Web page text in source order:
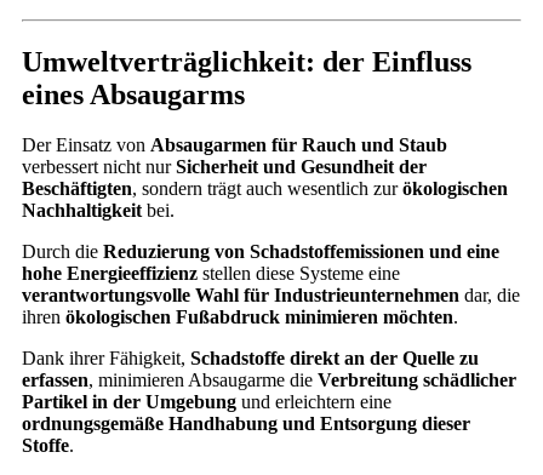
Umweltverträglichkeit: der Einfluss
eines Absaugarms
Der Einsatz von Absaugarmen für Rauch und Staub
verbessert nicht nurSicherheit und Gesundheit der
Beschäftigten, sondern trägt auch wesentlich zurökologischen
Nachhaltigkeitbei.
Durch die Reduzierung von Schadstoffemissionen und eine
hohe Energieeffizienz stellen diese Systeme eine
verantwortungsvolle Wahl für Industrieunternehmen dar, die
ihren ökologischen Fußabdruck minimieren möchten.
Dank ihrer Fähigkeit, Schadstoffe direkt an der Quelle zu
erfassen, minimieren Absaugarme die Verbreitung schädlicher
Partikel in der Umgebung und erleichtern eine
ordnungsgemäße Handhabung und Entsorgung dieser
Stoffe.